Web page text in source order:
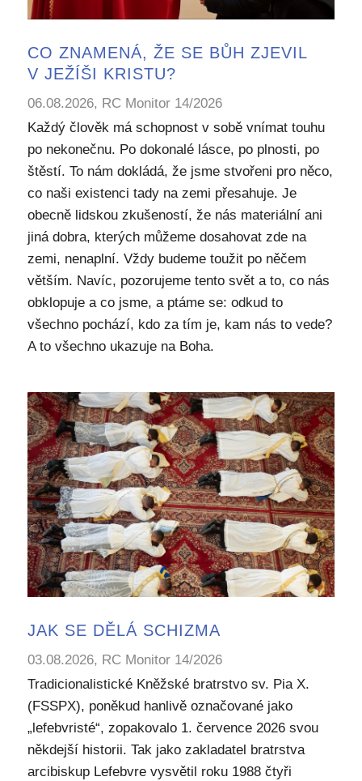
CO ZNAMENÁ, ŽE SE BŮH ZJEVIL
V JEŽÍŠI KRISTU?
06.08.2026, RC Monitor 14/2026
Každý člověk má schopnost v sobě vnímat touhu
po nekonečnu. Po dokonalé lásce, po plnosti, po
štěstí. To nám dokládá, že jsme stvořeni pro něco,
co naši existenci tady na zemi přesahuje. Je
obecně lidskou zkušeností, že nás materiální ani
jiná dobra, kterých můžeme dosahovat zde na
zemi, nenaplní. Vždy budeme toužit po něčem
větším. Navíc, pozorujeme tento svět a to, co nás
obklopuje a co jsme, a ptáme se: odkud to
všechno pochází, kdo za tím je, kam nás to vede?
A to všechno ukazuje na Boha.
JAK SE DĚLÁ SCHIZMA
03.08.2026, RC Monitor 14/2026
Tradicionalistické Kněžské bratrstvo sv. Pia X.
(FSSPX), poněkud hanlivě označované jako
„lefebvristé“, zopakovalo 1. července 2026 svou
někdejší historii. Tak jako zakladatel bratrstva
arcibiskup Lefebvre vysvětil roku 1988 čtyři